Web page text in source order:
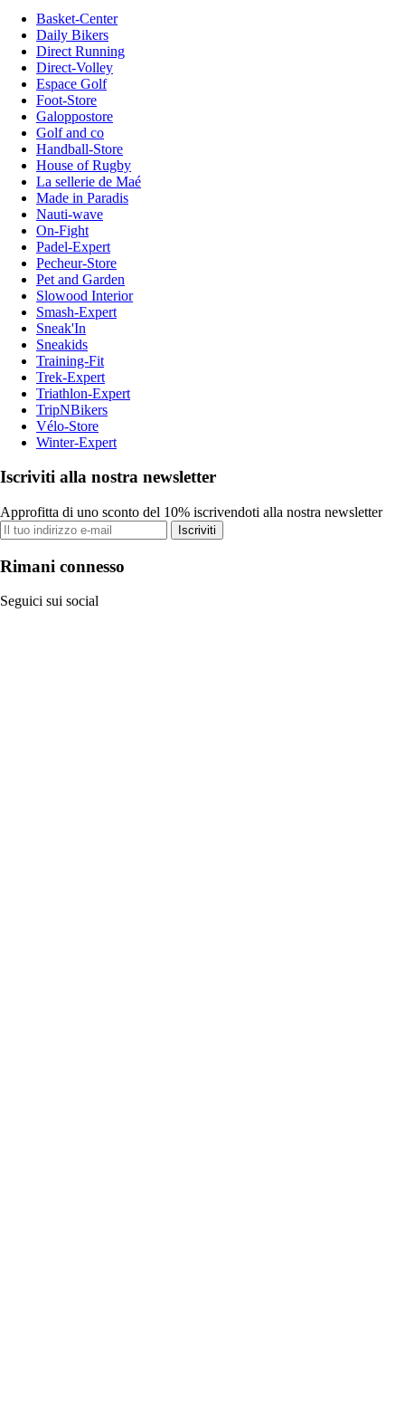
Basket-Center
Daily Bikers
Direct Running
Direct-Volley
Espace Golf
Foot-Store
Galoppostore
Golf and co
Handball-Store
House of Rugby
La sellerie de Maé
Made in Paradis
Nauti-wave
On-Fight
Padel-Expert
Pecheur-Store
Pet and Garden
Slowood Interior
Smash-Expert
Sneak'In
Sneakids
Training-Fit
Trek-Expert
Triathlon-Expert
TripNBikers
Vélo-Store
Winter-Expert
Iscriviti alla nostra newsletter
Approfitta di uno sconto del 10% iscrivendoti alla nostra newsletter
Iscriviti
Rimani connesso
Seguici sui social